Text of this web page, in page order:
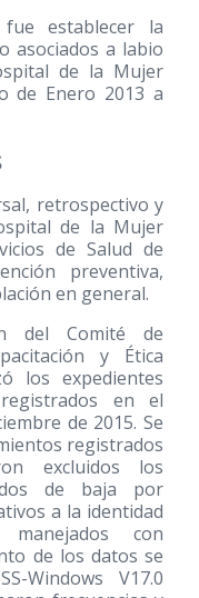
establecer la
asociados a labio
de la Mujer
de Enero 2013 a
retrospectivo y
de la Mujer
de Salud de
preventiva,
en general.
del Comité de
y Ética
los expedientes
en el
de 2015. Se
registrados
excluidos los
de baja por
a la identidad
con
de los datos se
Windows V17.0